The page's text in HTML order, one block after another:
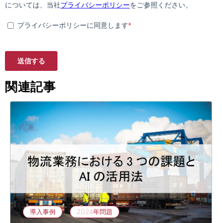
関連記事
導入事例 2024年問題